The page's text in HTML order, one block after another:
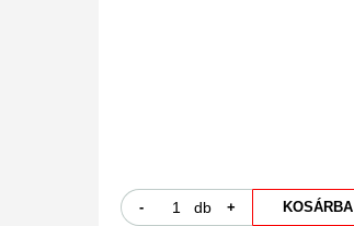
- db + KOSÁRBA